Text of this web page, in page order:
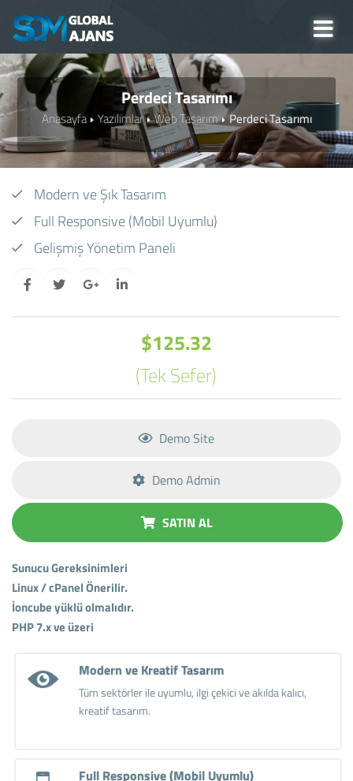
Perdeci Tasarımı
Anasayfa Yazılımlar Web Tasarım Perdeci Tasarımı
Modern ve Şık Tasarım
Full Responsive (Mobil Uyumlu)
Gelişmiş Yönetim Paneli
$125.32
(Tek Sefer)
Demo Site
Demo Admin
SATIN AL
Sunucu Gereksinimleri
Linux / cPanel Önerilir.
İoncube yüklü olmalıdır.
PHP 7.x ve üzeri
Modern ve Kreatif Tasarım
Tüm sektörler ile uyumlu, ilgi çekici ve akılda kalıcı,
kreatif tasarım.
Full Responsive (Mobil Uyumlu)